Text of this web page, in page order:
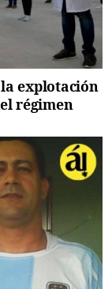
explotación
régimen